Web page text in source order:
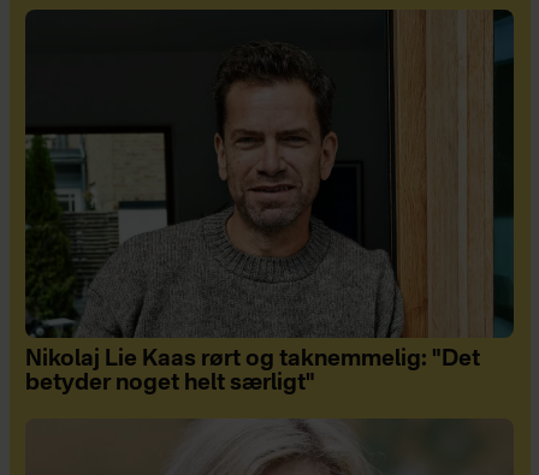
Nikolaj Lie Kaas rørt og taknemmelig: "Det
betyder noget helt særligt"